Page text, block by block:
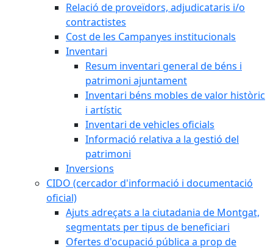
Relació de proveïdors, adjudicataris i/o
contractistes
Cost de les Campanyes institucionals
Inventari
Resum inventari general de béns i
patrimoni ajuntament
Inventari béns mobles de valor històric
i artístic
Inventari de vehicles oficials
Informació relativa a la gestió del
patrimoni
Inversions
CIDO (cercador d'informació i documentació
oficial)
Ajuts adreçats a la ciutadania de Montgat,
segmentats per tipus de beneficiari
Ofertes d'ocupació pública a prop de